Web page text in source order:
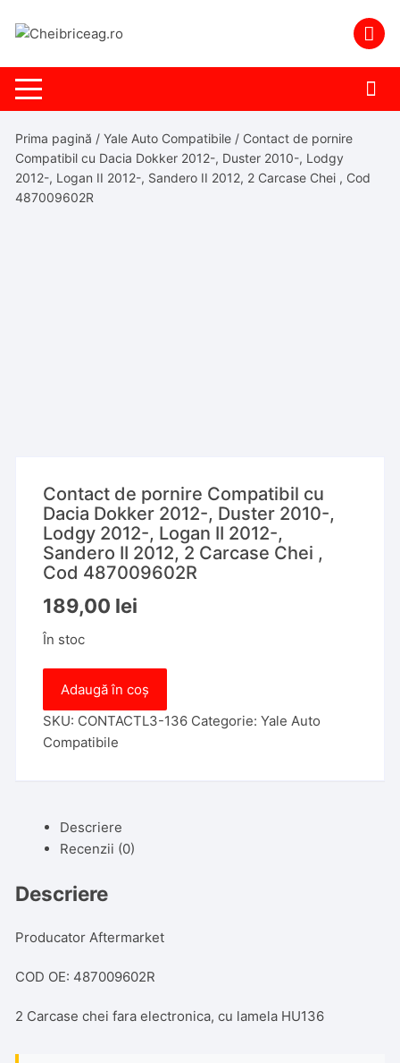
Prima pagină /Yale Auto Compatibile / Contact de pornire
Compatibil cu Dacia Dokker 2012-, Duster 2010-, Lodgy
2012-, Logan II 2012-, Sandero II 2012, 2 Carcase Chei , Cod
487009602R
Contact de pornire Compatibil cu
Dacia Dokker 2012-, Duster 2010-,
Lodgy 2012-, Logan II 2012-,
Sandero II 2012, 2 Carcase Chei ,
Cod 487009602R
189,00 lei
În stoc
Contact
de
pornire
Dokker
2012-,
2010-,
2012-,
II
Sandero
Adaugă în coș
SKU: CONTACTL3-136 Categorie:Yale Auto
Compatibile
Descriere
Recenzii (0)
Descriere
Producator Aftermarket
COD OE: 487009602R
2 Carcase chei fara electronica, cu lamela HU136